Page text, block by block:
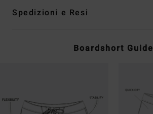
Spedizioni e Resi
Boardshort Guide